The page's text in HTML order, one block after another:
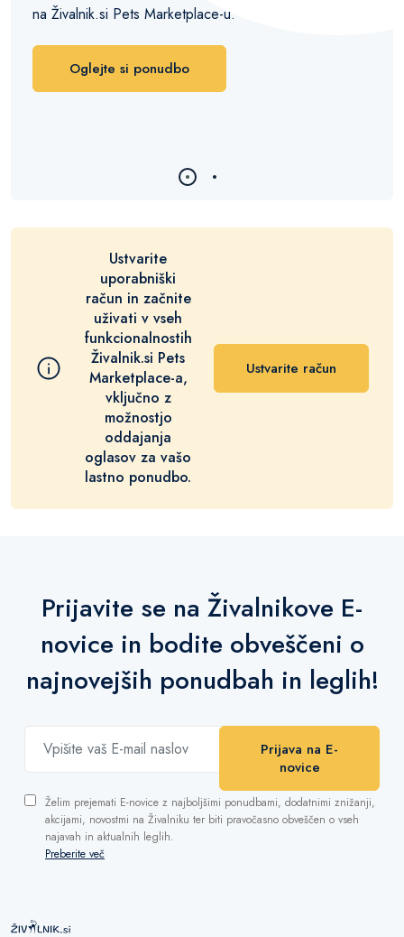
na Živalnik.si Pets Marketplace-u.
Oglejte si ponudbo
Ustvarite
uporabniški
račun in začnite
uživati v vseh
funkcionalnostih
Živalnik.si Pets
Marketplace-a,
vključno z
možnostjo
oddajanja
oglasov za vašo
lastno ponudbo.
Ustvarite račun
Prijavite se na Živalnikove E-
novice in bodite obveščeni o
najnovejših ponudbah in leglih!
Prijava na E-
novice
Želim prejemati E-novice z najboljšimi ponudbami, dodatnimi znižanji,
akcijami, novostmi na Živalniku ter biti pravočasno obveščen o vseh
najavah in aktualnih leglih.
Preberite več